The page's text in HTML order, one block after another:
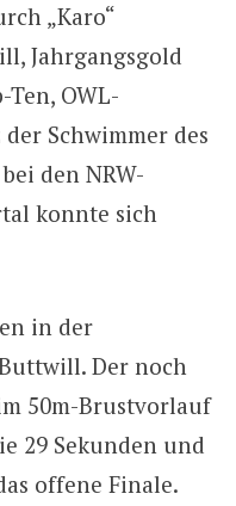
„Karo“
Jahrgangsgold
OWL-
Schwimmer des
den NRW-
konnte sich
in der
Der noch
50m-Brustvorlauf
29 Sekunden und
offene Finale.